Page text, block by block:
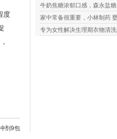
度
剂9包
牛奶焦糖浓郁口感，森永盐糖
家中常备很重要，小林制药
专为女性解决生理期衣物清